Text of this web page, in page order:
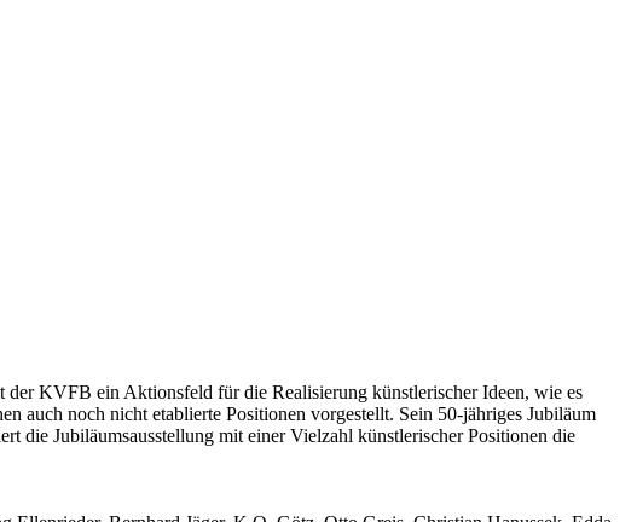
der KVFB ein Aktionsfeld für die Realisierung künstlerischer Ideen, wie es
auch noch nicht etablierte Positionen vorgestellt. Sein 50-jähriges Jubiläum
die Jubiläumsausstellung mit einer Vielzahl künstlerischer Positionen die